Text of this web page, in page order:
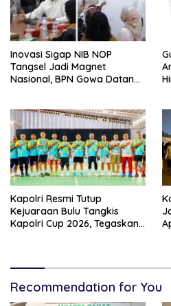
Inovasi Sigap NIB NOP
Tangsel Jadi Magnet
Nasional, BPN Gowa Datang
Kapolri Resmi Tutup
Kejuaraan Bulu Tangkis
Kapolri Cup 2026, Tegaskan
Recommendation for You